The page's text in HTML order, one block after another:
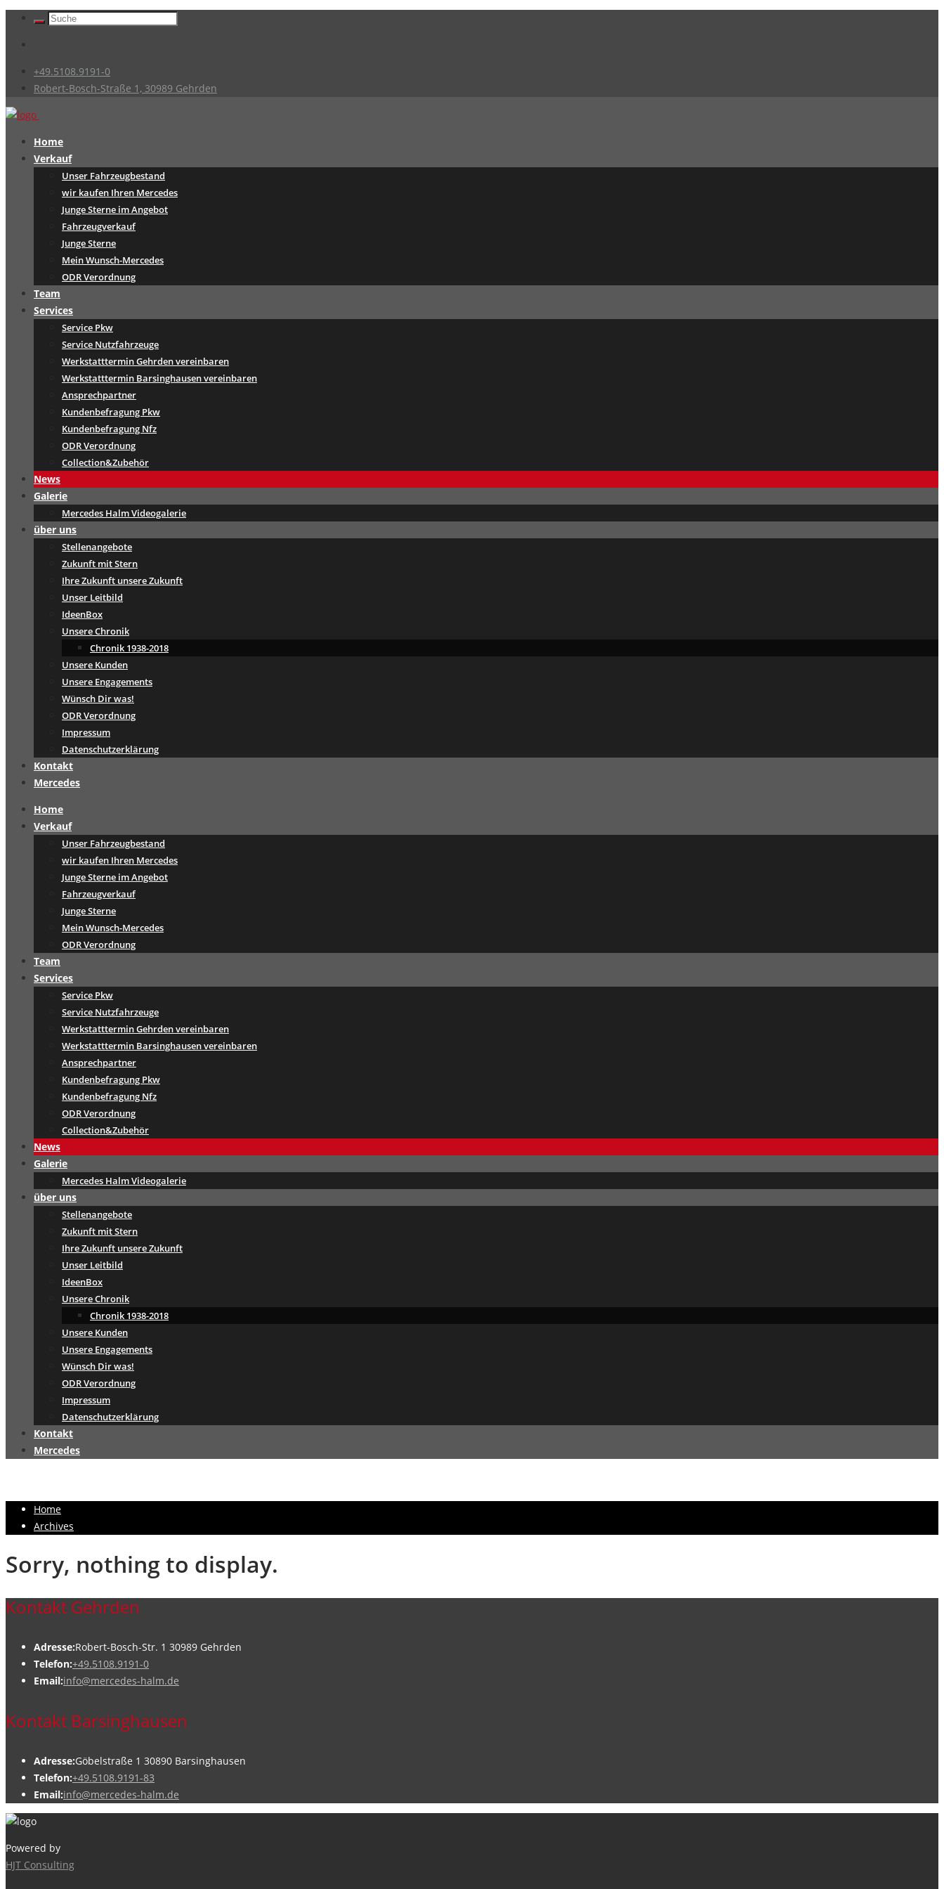
+49.5108.9191-0
Robert-Bosch-Straße 1, 30989 Gehrden
Home
Verkauf
Unser Fahrzeugbestand
wir kaufen Ihren Mercedes
Junge Sterne im Angebot
Fahrzeugverkauf
Junge Sterne
Mein Wunsch-Mercedes
ODR Verordnung
Team
Services
Service Pkw
Service Nutzfahrzeuge
Werkstatttermin Gehrden vereinbaren
Werkstatttermin Barsinghausen vereinbaren
Ansprechpartner
Kundenbefragung Pkw
Kundenbefragung Nfz
ODR Verordnung
Collection&Zubehör
News
Galerie
Mercedes Halm Videogalerie
über uns
Stellenangebote
Zukunft mit Stern
Ihre Zukunft unsere Zukunft
Unser Leitbild
IdeenBox
Unsere Chronik
Chronik 1938-2018
Unsere Kunden
Unsere Engagements
Wünsch Dir was!
ODR Verordnung
Impressum
Datenschutzerklärung
Kontakt
Mercedes
Home
Verkauf
Unser Fahrzeugbestand
wir kaufen Ihren Mercedes
Junge Sterne im Angebot
Fahrzeugverkauf
Junge Sterne
Mein Wunsch-Mercedes
ODR Verordnung
Team
Services
Service Pkw
Service Nutzfahrzeuge
Werkstatttermin Gehrden vereinbaren
Werkstatttermin Barsinghausen vereinbaren
Ansprechpartner
Kundenbefragung Pkw
Kundenbefragung Nfz
ODR Verordnung
Collection&Zubehör
News
Galerie
Mercedes Halm Videogalerie
über uns
Stellenangebote
Zukunft mit Stern
Ihre Zukunft unsere Zukunft
Unser Leitbild
IdeenBox
Unsere Chronik
Chronik 1938-2018
Unsere Kunden
Unsere Engagements
Wünsch Dir was!
ODR Verordnung
Impressum
Datenschutzerklärung
Kontakt
Mercedes
Home
Archives
Sorry, nothing to display.
Kontakt Gehrden
Adresse:Robert-Bosch-Str. 1 30989 Gehrden
Telefon:+49.5108.9191-0
Email:info@mercedes-halm.de
Kontakt Barsinghausen
Adresse:Göbelstraße 1 30890 Barsinghausen
Telefon:+49.5108.9191-83
Email:info@mercedes-halm.de
Powered by
HJT Consulting